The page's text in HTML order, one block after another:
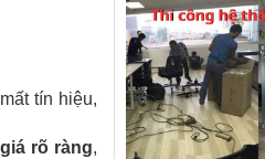
tín hiệu,
rõ ràng,